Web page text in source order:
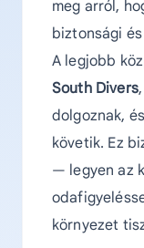
meg arról,
biztonsági
A legjobb
South Divers
dolgoznak,
követik. Ez
— legyen az
környezet